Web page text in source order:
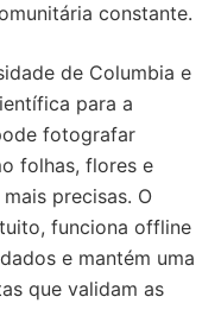
constante.
de Columbia e
para a
fotografar
folhas, flores e
precisas. O
funciona offline
e mantém uma
que validam as